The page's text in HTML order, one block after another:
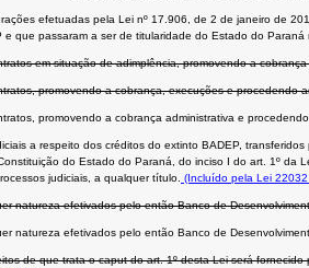
efetuadas pela Lei nº 17.906, de 2 de janeiro de
que passaram a ser de titularidade do Estado do
em situação de adimplência, promovendo a
promovendo a cobrança, execuções e procedendo
promovendo a cobrança administrativa e
a respeito dos créditos do extinto BADEP,
do Estado do Paraná, do inciso I do art. 1º
judiciais, a qualquer título. (Incluído pela Lei
natureza efetivados pelo então Banco de
natureza efetivados pelo então Banco de
de que trata o caput do art. 1º desta Lei será